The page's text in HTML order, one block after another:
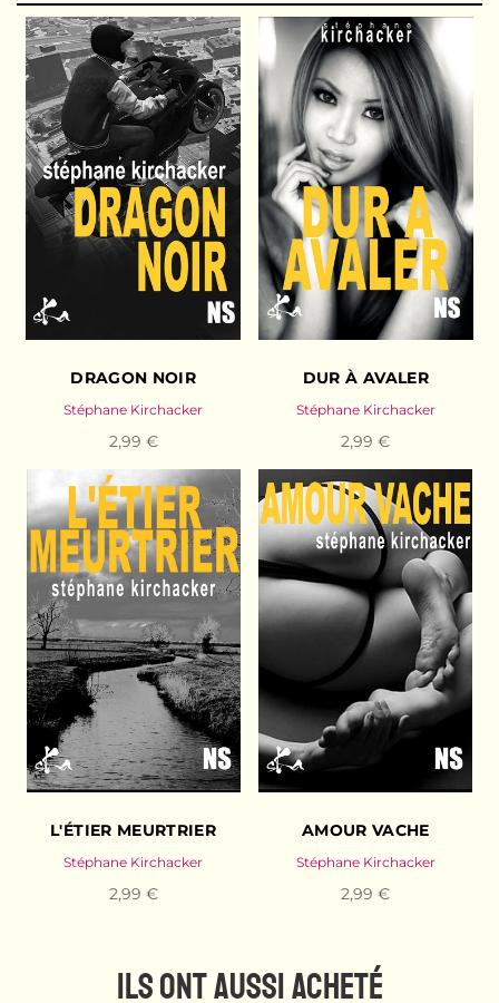
DRAGON NOIR
Stéphane Kirchacker
2,99 €
DUR À AVALER
Stéphane Kirchacker
2,99 €
L'ÉTIER MEURTRIER
Stéphane Kirchacker
2,99 €
AMOUR VACHE
Stéphane Kirchacker
2,99 €
ILS ONT AUSSI ACHETÉ